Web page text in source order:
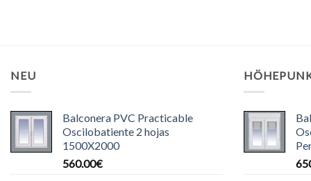
NEU
Balconera PVC Practicable
Oscilobatiente 2 hojas
1500X2000
560.00€